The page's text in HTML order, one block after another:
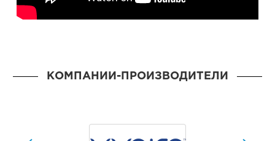
КОМПАНИИ-ПРОИЗВОДИТЕЛИ